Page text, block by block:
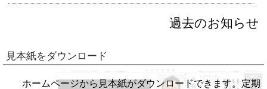
過去のお知らせ
見本紙をダウンロード
ホームページから見本紙がダウンロードできます。定期